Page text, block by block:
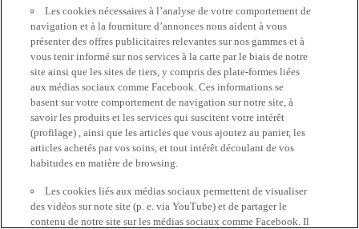
Les cookies nécessaires à l’analyse de votre comportement de
navigation et à la fourniture d’annonces nous aident à vous
présenter des offres publicitaires relevantes sur nos gammes et à
vous tenir informé sur nos services à la carte par le biais de notre
site ainsi que les sites de tiers, y compris des plate-formes liées
aux médias sociaux comme Facebook. Ces informations se
basent sur votre comportement de navigation sur notre site, à
savoir les produits et les services qui suscitent votre intérêt
(profilage) , ainsi que les articles que vous ajoutez au panier, les
articles achetés par vos soins, et tout intérêt découlant de vos
habitudes en matière de browsing.
Les cookies liés aux médias sociaux permettent de visualiser
des vidéos sur note site (p. e. via YouTube) et de partager le
contenu de notre site sur les médias sociaux comme Facebook. Il